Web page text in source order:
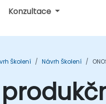
Konzultace
Školení Návrh Školení